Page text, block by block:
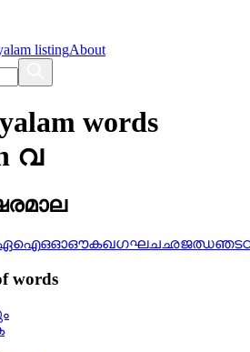
listingAbout
words
വ
ഐഒഓഔകഖഗഘചഛജഝഞട
words